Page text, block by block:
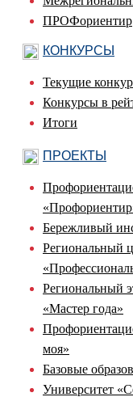
ПРОФориентир
КОНКУРСЫ
Текущие
Конкурсы в
Итоги
ПРОЕКТЫ
Бережливый
Региональный
Региональный
«Мастер года»
моя»
Базовые
Университет